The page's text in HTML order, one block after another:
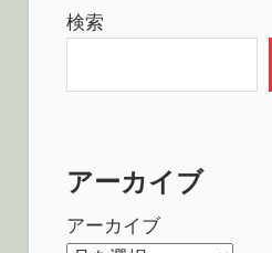
検索
アーカイブ
アーカイブ